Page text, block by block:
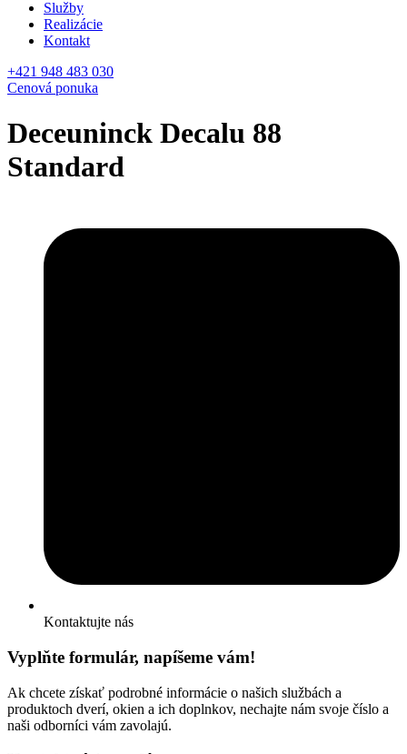
Služby
Realizácie
Kontakt
+421 948 483 030
Cenová ponuka
Deceuninck Decalu 88
Standard
Kontaktujte nás
Vyplňte formulár, napíšeme vám!
Ak chcete získať podrobné informácie o našich službách a
produktoch dverí, okien a ich doplnkov, nechajte nám svoje číslo a
naši odborníci vám zavolajú.